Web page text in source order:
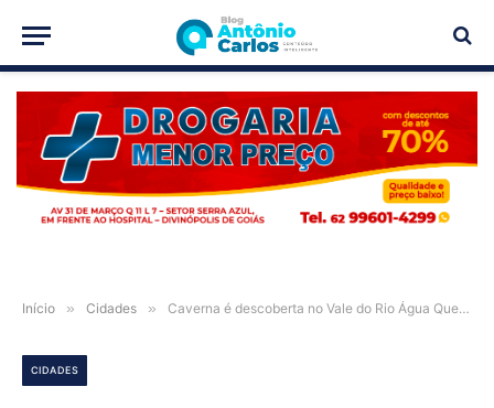
PUBLICIDADE
Início » Cidades » Caverna é descoberta no Vale do Rio Água Quente, entre Posse e Guarani de Goiás
CIDADES